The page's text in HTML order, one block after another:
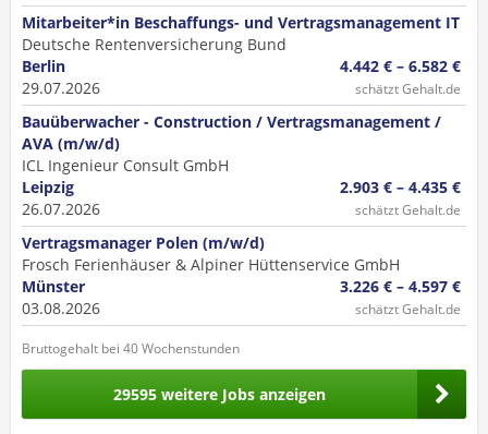
Mitarbeiter*in Beschaffungs- und Vertragsmanagement IT
Deutsche Rentenversicherung Bund
Berlin
29.07.2026
4.442 € – 6.582 €
schätzt Gehalt.de
Bauüberwacher - Construction / Vertragsmanagement /
AVA (m/w/d)
ICL Ingenieur Consult GmbH
Leipzig
26.07.2026
2.903 € – 4.435 €
schätzt Gehalt.de
Vertragsmanager Polen (m/w/d)
Frosch Ferienhäuser & Alpiner Hüttenservice GmbH
Münster
03.08.2026
3.226 € – 4.597 €
schätzt Gehalt.de
Bruttogehalt bei 40 Wochenstunden
29595 weitere Jobs anzeigen